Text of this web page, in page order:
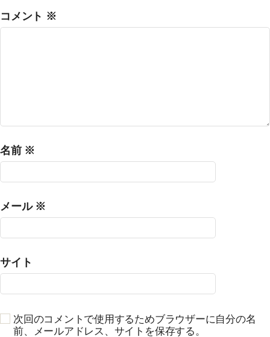
コメント ※
名前 ※
メール ※
サイト
次回のコメントで使用するためブラウザーに自分の名
前、メールアドレス、サイトを保存する。